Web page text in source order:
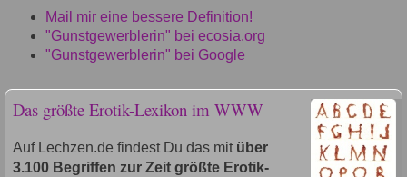
Mail mir eine bessere Definition!
"Gunstgewerblerin" bei ecosia.org
"Gunstgewerblerin" bei Google
Das größte Erotik-Lexikon im WWW
Auf Lechzen.de findest Du das mit über
3.100 Begriffen zur Zeit größte Erotik-